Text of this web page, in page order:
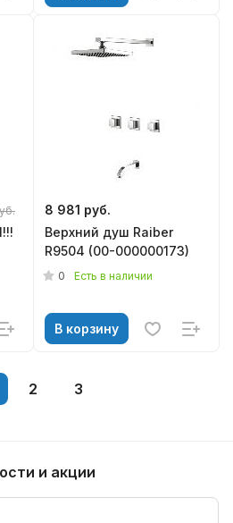
8 981 руб.
Верхний душ Raiber
R9504 (00-000000173)
0 Есть в наличии
В корзину
2 3
и акции